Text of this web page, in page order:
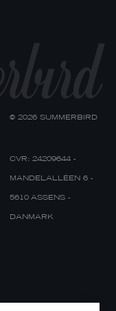
© 2026 SUMMERBIRD
CVR: 24209644 -
MANDELALLÉEN 6 -
5610 ASSENS -
DANMARK